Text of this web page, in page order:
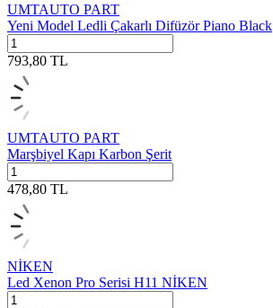
UMTAUTO PART
Yeni Model Ledli Çakarlı Difüzör Piano Black
793,80 TL
UMTAUTO PART
Marşbiyel Kapı Karbon Şerit
478,80 TL
NİKEN
Led Xenon Pro Serisi H11 NİKEN